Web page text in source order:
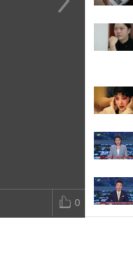
夫妻携带隐性耳聋基因，
1/4的遗传概率，连中两
0